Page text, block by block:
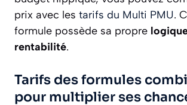
prix avec les tarifs du Multi PMU.
formule possède sa propre
rentabilité.
Tarifs des formules
pour multiplier ses